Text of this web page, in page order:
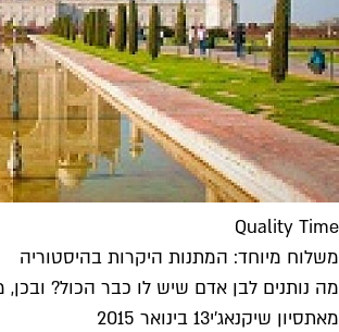
Quality Time
משלוח מיוחד: המתנות היקרות בהיסטוריה
מה נותנים לבן אדם שיש לו כבר הכול?
מאתסיון שיקנאג'י13 בינואר 2015